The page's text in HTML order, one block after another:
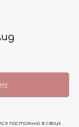
постоянно в своих